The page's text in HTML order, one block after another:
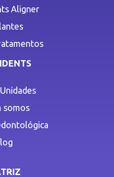
Aligner
somos